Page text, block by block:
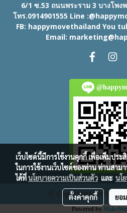
6/1 ซ.53 ถนนพระราม 3 บางโพง
โทร.0914901555 Line
FB: happymovethailand You
Email:
© Copyright 2016 All
Powered by
เว็บไซต์นี้มีการใช้งานคุกกี้ เพื่อเพิ่มปร
ในการใช้งานเว็บไซต์ของท่าน ท่านสาม
ได้ที่นโยบายความเป็นส่วนตัว และ นโ
ตั้งค่าคุกกี้ ยอ